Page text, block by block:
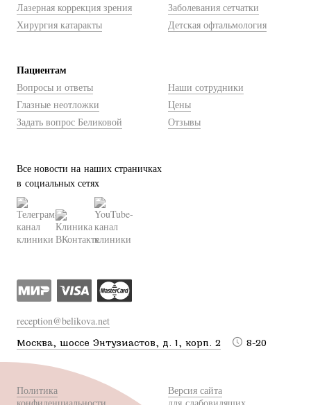
Лазерная коррекция зрения
Хирургия катаракты
Заболевания сетчатки
Детская офтальмология
Пациентам
Вопросы и ответы
Глазные неотложки
Задать вопрос Беликовой
Наши сотрудники
Цены
Отзывы
Все новости на наших страничках
в социальных сетях
reception@belikova.net
Москва, шоссе Энтузиастов, д. 1, корп. 2 8-20
Политика
Версия сайта